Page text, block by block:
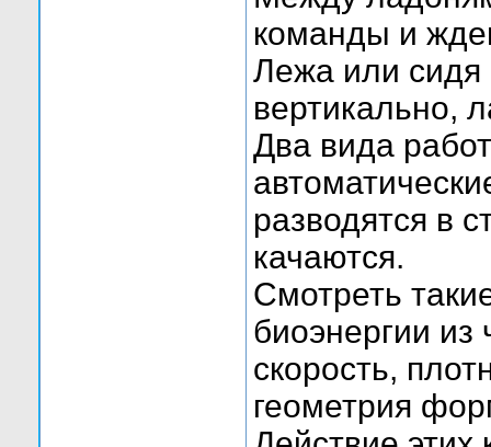
команды и
Лежа или сидя
вертикально,
Два вида
разводятся в
качаются.
Смотреть
биоэнергии
скорость,
геометрия